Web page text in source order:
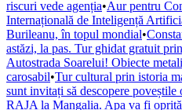
riscuri vede agenția•Aur pentru
Internațională de Inteligență
Burileanu, în topul mondial•
astăzi, la pas. Tur ghidat gratuit
Autostrada Soarelui! Obiecte
carosabil•Tur cultural prin istoria
sunt invitați să descopere
RAJA la Mangalia. Apa va fi oprită